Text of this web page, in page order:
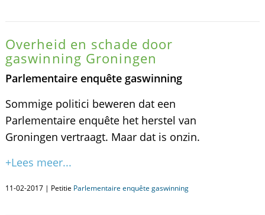
Overheid en schade door
gaswinning Groningen
Parlementaire enquête gaswinning
Sommige politici beweren dat een
Parlementaire enquête het herstel van
Groningen vertraagt. Maar dat is onzin.
+Lees meer...
11-02-2017 | Petitie Parlementaire enquête gaswinning